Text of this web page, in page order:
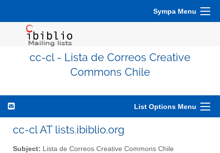
Sympa Menu
cc-cl - Lista de Correos Creative
Commons Chile
List Options Menu
cc-cl AT lists.ibiblio.org
Subject: Lista de Correos Creative Commons Chile